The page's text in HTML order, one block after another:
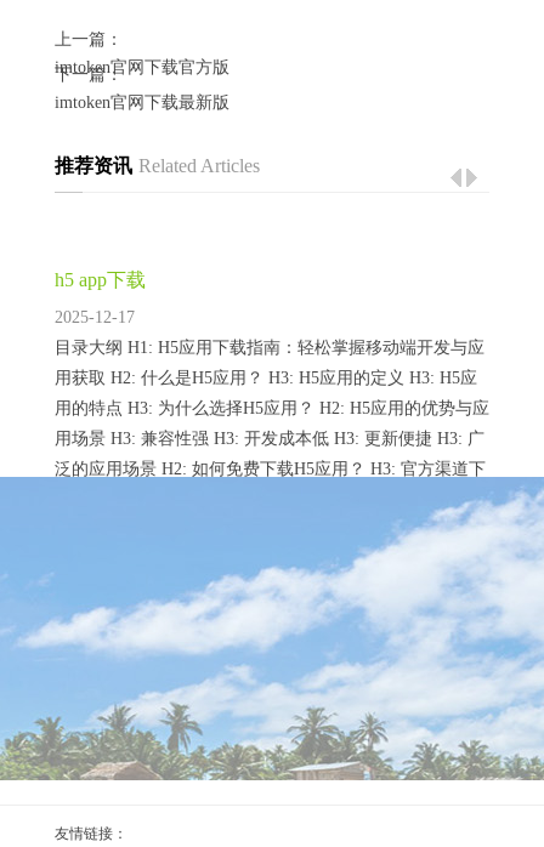
上一篇：
imtoken官网下载官方版
下一篇：
imtoken官网下载最新版
推荐资讯 Related Articles
h5 app下载
2025-12-17
目录大纲 H1: H5应用下载指南：轻松掌握移动端开发与应
用获取 H2: 什么是H5应用？ H3: H5应用的定义 H3: H5应
用的特点 H3: 为什么选择H5应用？ H2: H5应用的优势与应
用场景 H3: 兼容性强 H3: 开发成本低 H3: 更新便捷 H3: 广
泛的应用场景 H2: 如何免费下载H5应用？ H3: 官方渠道下
载 H3: 第三方平台安装 H3: 特别注意事项 H2: 安装H5...
imtoken官方下载 104期张宝旺大乐透预测奖号：后
大乐透第2025103期开出奖号：05、08、19、32、34+04、
05imtoken官方下载。 其中龙头号码为05，凤尾号码为34，
跨度为29，和值为98。 龙头分析： 上期龙头开出号码05，
通过上图走势可以发现，近15期龙头奇偶比为8:7，本期重
点关注龙头：04。 凤尾分析： 上期凤尾开出号码34，通过
上图走势可以发现，近15期凤尾奇偶比为7:8，本期重点关
肌别贪
友情链接：